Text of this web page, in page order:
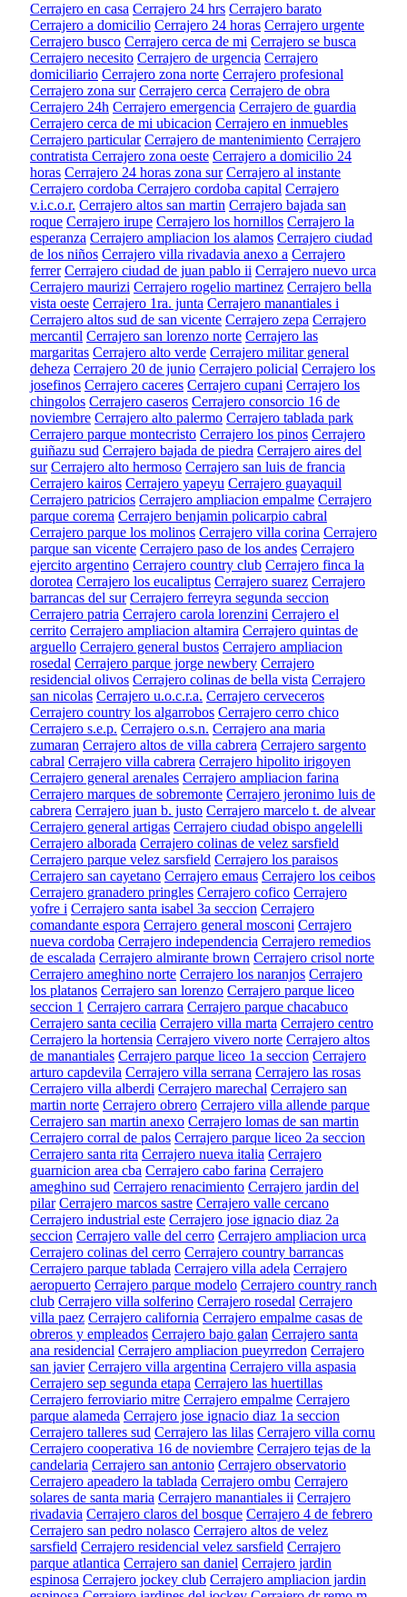
Cerrajero en casa Cerrajero 24 hrs Cerrajero barato
Cerrajero a domicilio Cerrajero 24 horas Cerrajero urgente
Cerrajero busco Cerrajero cerca de mi Cerrajero se busca
Cerrajero necesito Cerrajero de urgencia Cerrajero
domiciliario Cerrajero zona norte Cerrajero profesional
Cerrajero zona sur Cerrajero cerca Cerrajero de obra
Cerrajero 24h Cerrajero emergencia Cerrajero de guardia
Cerrajero cerca de mi ubicacion Cerrajero en inmuebles
Cerrajero particular Cerrajero de mantenimiento Cerrajero
contratista Cerrajero zona oeste Cerrajero a domicilio 24
horas Cerrajero 24 horas zona sur Cerrajero al instante
Cerrajero cordoba Cerrajero cordoba capital Cerrajero
v.i.c.o.r. Cerrajero altos san martin Cerrajero bajada san
roque Cerrajero irupe Cerrajero los hornillos Cerrajero la
esperanza Cerrajero ampliacion los alamos Cerrajero ciudad
de los niños Cerrajero villa rivadavia anexo a Cerrajero
ferrer Cerrajero ciudad de juan pablo ii Cerrajero nuevo urca
Cerrajero maurizi Cerrajero rogelio martinez Cerrajero bella
vista oeste Cerrajero 1ra. junta Cerrajero manantiales i
Cerrajero altos sud de san vicente Cerrajero zepa Cerrajero
mercantil Cerrajero san lorenzo norte Cerrajero las
margaritas Cerrajero alto verde Cerrajero militar general
deheza Cerrajero 20 de junio Cerrajero policial Cerrajero los
josefinos Cerrajero caceres Cerrajero cupani Cerrajero los
chingolos Cerrajero caseros Cerrajero consorcio 16 de
noviembre Cerrajero alto palermo Cerrajero tablada park
Cerrajero parque montecristo Cerrajero los pinos Cerrajero
guiñazu sud Cerrajero bajada de piedra Cerrajero aires del
sur Cerrajero alto hermoso Cerrajero san luis de francia
Cerrajero kairos Cerrajero yapeyu Cerrajero guayaquil
Cerrajero patricios Cerrajero ampliacion empalme Cerrajero
parque corema Cerrajero benjamin policarpio cabral
Cerrajero parque los molinos Cerrajero villa corina Cerrajero
parque san vicente Cerrajero paso de los andes Cerrajero
ejercito argentino Cerrajero country club Cerrajero finca la
dorotea Cerrajero los eucaliptus Cerrajero suarez Cerrajero
barrancas del sur Cerrajero ferreyra segunda seccion
Cerrajero patria Cerrajero carola lorenzini Cerrajero el
cerrito Cerrajero ampliacion altamira Cerrajero quintas de
arguello Cerrajero general bustos Cerrajero ampliacion
rosedal Cerrajero parque jorge newbery Cerrajero
residencial olivos Cerrajero colinas de bella vista Cerrajero
san nicolas Cerrajero u.o.c.r.a. Cerrajero cerveceros
Cerrajero country los algarrobos Cerrajero cerro chico
Cerrajero s.e.p. Cerrajero o.s.n. Cerrajero ana maria
zumaran Cerrajero altos de villa cabrera Cerrajero sargento
cabral Cerrajero villa cabrera Cerrajero hipolito irigoyen
Cerrajero general arenales Cerrajero ampliacion farina
Cerrajero marques de sobremonte Cerrajero jeronimo luis de
cabrera Cerrajero juan b. justo Cerrajero marcelo t. de alvear
Cerrajero general artigas Cerrajero ciudad obispo angelelli
Cerrajero alborada Cerrajero colinas de velez sarsfield
Cerrajero parque velez sarsfield Cerrajero los paraisos
Cerrajero san cayetano Cerrajero emaus Cerrajero los ceibos
Cerrajero granadero pringles Cerrajero cofico Cerrajero
yofre i Cerrajero santa isabel 3a seccion Cerrajero
comandante espora Cerrajero general mosconi Cerrajero
nueva cordoba Cerrajero independencia Cerrajero remedios
de escalada Cerrajero almirante brown Cerrajero crisol norte
Cerrajero ameghino norte Cerrajero los naranjos Cerrajero
los platanos Cerrajero san lorenzo Cerrajero parque liceo
seccion 1 Cerrajero carrara Cerrajero parque chacabuco
Cerrajero santa cecilia Cerrajero villa marta Cerrajero centro
Cerrajero la hortensia Cerrajero vivero norte Cerrajero altos
de manantiales Cerrajero parque liceo 1a seccion Cerrajero
arturo capdevila Cerrajero villa serrana Cerrajero las rosas
Cerrajero villa alberdi Cerrajero marechal Cerrajero san
martin norte Cerrajero obrero Cerrajero villa allende parque
Cerrajero san martin anexo Cerrajero lomas de san martin
Cerrajero corral de palos Cerrajero parque liceo 2a seccion
Cerrajero santa rita Cerrajero nueva italia Cerrajero
guarnicion area cba Cerrajero cabo farina Cerrajero
ameghino sud Cerrajero renacimiento Cerrajero jardin del
pilar Cerrajero marcos sastre Cerrajero valle cercano
Cerrajero industrial este Cerrajero jose ignacio diaz 2a
seccion Cerrajero valle del cerro Cerrajero ampliacion urca
Cerrajero colinas del cerro Cerrajero country barrancas
Cerrajero parque tablada Cerrajero villa adela Cerrajero
aeropuerto Cerrajero parque modelo Cerrajero country ranch
club Cerrajero villa solferino Cerrajero rosedal Cerrajero
villa paez Cerrajero california Cerrajero empalme casas de
obreros y empleados Cerrajero bajo galan Cerrajero santa
ana residencial Cerrajero ampliacion pueyrredon Cerrajero
san javier Cerrajero villa argentina Cerrajero villa aspasia
Cerrajero sep segunda etapa Cerrajero las huertillas
Cerrajero ferroviario mitre Cerrajero empalme Cerrajero
parque alameda Cerrajero jose ignacio diaz 1a seccion
Cerrajero talleres sud Cerrajero las lilas Cerrajero villa cornu
Cerrajero cooperativa 16 de noviembre Cerrajero tejas de la
candelaria Cerrajero san antonio Cerrajero observatorio
Cerrajero apeadero la tablada Cerrajero ombu Cerrajero
solares de santa maria Cerrajero manantiales ii Cerrajero
rivadavia Cerrajero claros del bosque Cerrajero 4 de febrero
Cerrajero san pedro nolasco Cerrajero altos de velez
sarsfield Cerrajero residencial velez sarsfield Cerrajero
parque atlantica Cerrajero san daniel Cerrajero jardin
espinosa Cerrajero jockey club Cerrajero ampliacion jardin